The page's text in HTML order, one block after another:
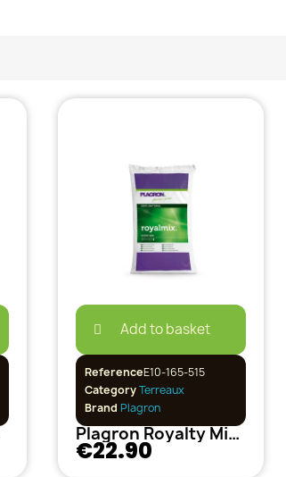
Add to basket
ReferenceE10-165-515
CategoryTerreaux
Brand Plagron
Plagron Royalty Mix 50L
€22.90